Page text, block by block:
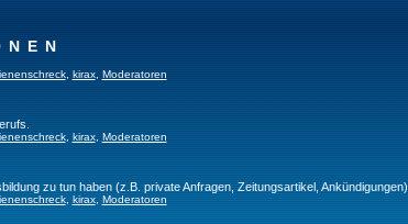
, kirax, Moderatoren
, kirax, Moderatoren
zu tun haben (z.B. private Anfragen, Zeitungsartikel, Ankündigungen).
, kirax, Moderatoren